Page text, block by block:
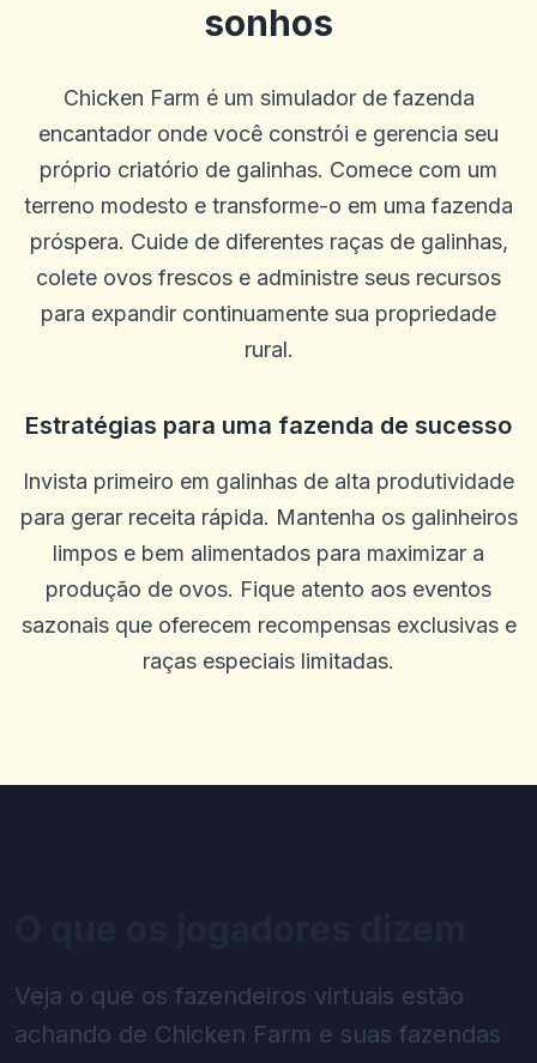
sonhos
Chicken Farm é um simulador de fazenda
encantador onde você constrói e gerencia seu
próprio criatório de galinhas. Comece com um
terreno modesto e transforme-o em uma fazenda
próspera. Cuide de diferentes raças de galinhas,
colete ovos frescos e administre seus recursos
para expandir continuamente sua propriedade
rural.
Estratégias para uma fazenda de sucesso
Invista primeiro em galinhas de alta produtividade
para gerar receita rápida. Mantenha os galinheiros
limpos e bem alimentados para maximizar a
produção de ovos. Fique atento aos eventos
sazonais que oferecem recompensas exclusivas e
raças especiais limitadas.
Veja o que os fazendeiros virtuais estão
achando de Chicken Farm e suas fazendas